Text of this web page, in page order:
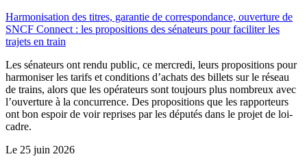
Harmonisation des titres, garantie de correspondance, ouverture de
SNCF Connect : les propositions des sénateurs pour faciliter les
trajets en train
Les sénateurs ont rendu public, ce mercredi, leurs propositions pour
harmoniser les tarifs et conditions d’achats des billets sur le réseau
de trains, alors que les opérateurs sont toujours plus nombreux avec
l’ouverture à la concurrence. Des propositions que les rapporteurs
ont bon espoir de voir reprises par les députés dans le projet de loi-
cadre.
Le 25 juin 2026